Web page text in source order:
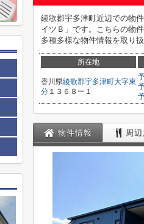
綾歌郡宇多津町近辺での物
イツＢ」です。こちらの物
多種多様な物件情報を取り
所在地
香川県綾歌郡宇多津町大字東
分 １３６８ー１
物件情報 周